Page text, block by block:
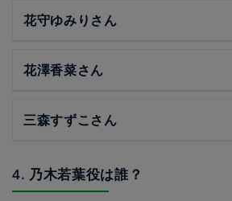
花守ゆみりさん
花澤香菜さん
三森すずこさん
4. 乃木若葉役は誰？